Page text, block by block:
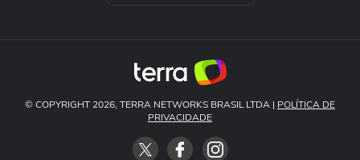
© COPYRIGHT 2026, TERRA NETWORKS BRASIL LTDA | POLÍTICA DE
PRIVACIDADE